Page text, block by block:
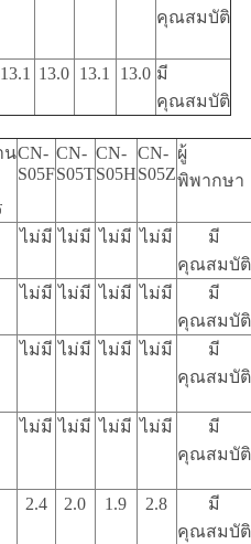
คุณสมบัติ
13.1 13.0 13.1 13.0 มี
คุณสมบัติ
นCN-
S05F
CN-
S05T
CN-
S05H
CN-
S05Z
ผู้
พิพากษา
ไม่มี ไม่มี ไม่มี ไม่มี
มี
คุณสมบัติ
ไม่มี ไม่มี ไม่มี ไม่มี
มี
คุณสมบัติ
ไม่มี ไม่มี ไม่มี ไม่มี
มี
คุณสมบัติ
ไม่มี ไม่มี ไม่มี ไม่มี
มี
คุณสมบัติ
2.4 2.0 1.9 2.8
มี
คุณสมบัติ